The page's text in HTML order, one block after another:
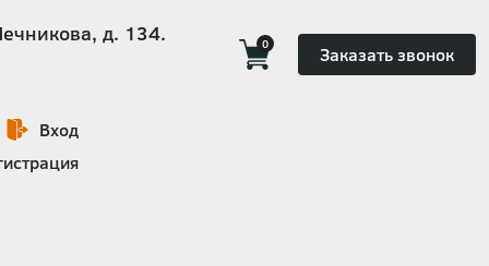
д. 134. 0 Заказать звонок
Вход